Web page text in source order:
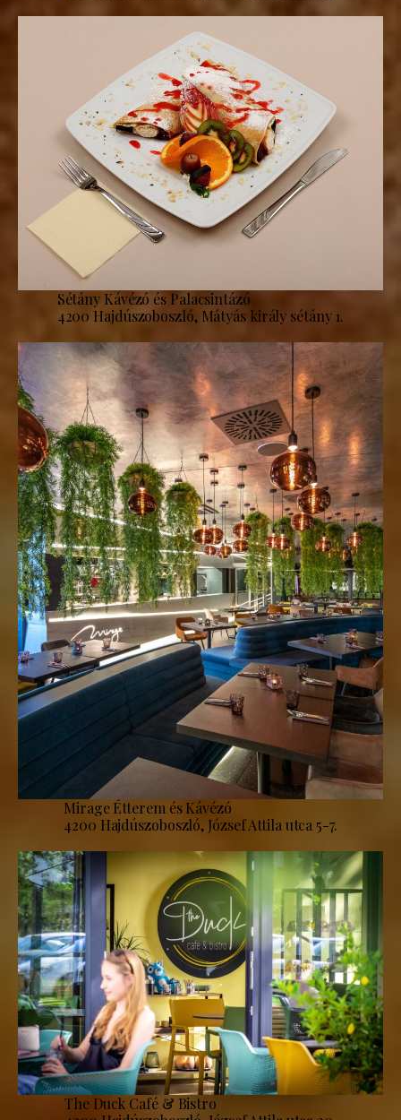
Sétány Kávézó és Palacsintázó
4200 Hajdúszoboszló, Mátyás király sétány 1.
Mirage Étterem és Kávézó
4200 Hajdúszoboszló, József Attila utca 5-7.
The Duck Café & Bistro